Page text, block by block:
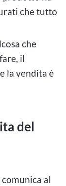
che tutto
che
il
la vendita è
del
al